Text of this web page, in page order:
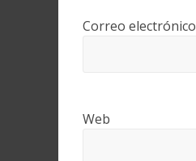
Correo electrónico
Web